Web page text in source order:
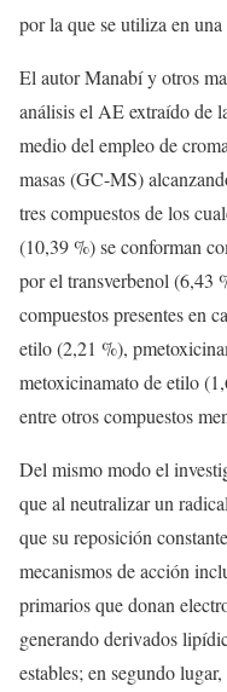
por la que se utiliza en
El autor Manabí y otros
análisis el AE extraído de
medio del empleo de
masas (GC-MS)
tres compuestos de los
(10,39 %) se conforman
por el transverbenol (6,43
compuestos presentes en
etilo (2,21 %),
metoxicinamato de etilo
entre otros compuestos
Del mismo modo el
que al neutralizar un
que su reposición
mecanismos de acción
primarios que donan
generando derivados
estables; en segundo